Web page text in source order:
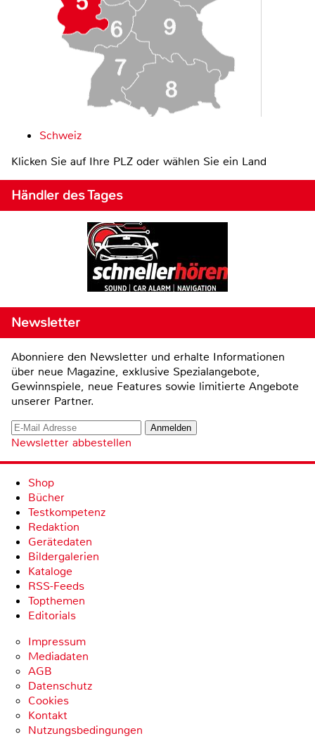
Schweiz
Klicken Sie auf Ihre PLZ oder wählen Sie ein Land
Händler des Tages
Newsletter
Abonniere den Newsletter und erhalte Informationen
über neue Magazine, exklusive Spezialangebote,
Gewinnspiele, neue Features sowie limitierte Angebote
unserer Partner.
Newsletter abbestellen
Shop
Bücher
Testkompetenz
Redaktion
Gerätedaten
Bildergalerien
Kataloge
RSS-Feeds
Topthemen
Editorials
Impressum
Mediadaten
AGB
Datenschutz
Cookies
Kontakt
Nutzungsbedingungen